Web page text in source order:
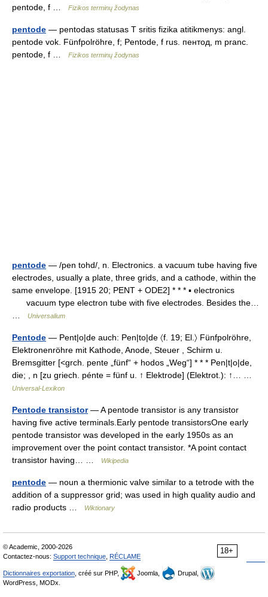
pentode, f …
Fizikos terminų žodynas
pentode — pentodas statusas T sritis fizika atitikmenys: angl.
pentode vok. Fünfpolröhre, f; Pentode, f rus. пентод, m pranc.
pentode, f …
Fizikos terminų žodynas
pentode — /pen tohd/, n. Electronics. a vacuum tube having five
electrodes, usually a plate, three grids, and a cathode, within the
same envelope. [1915 20; PENT + ODE2] * * * ▪ electronics
vacuum type electron tube with five electrodes. Besides the…
Universalium
Pentode — Pent|o|de auch: Pen|to|de 〈f. 19; El.〉 Fünfpolröhre,
Elektronenröhre mit Kathode, Anode, Steuer , Schirm u.
Bremsgitter [<grch. pente „fünf“ + hodos „Weg“] * * * Pen|t|o|de,
die; , n [zu griech. pénte = fünf u. ↑ Elektrode] (Elektrot.): ↑… …
Universal-Lexikon
Pentode transistor— A pentode transistor is any transistor
having five active terminals.Early pentode transistorsOne early
pentode transistor was developed in the early 1950s as an
improvement over the point contact transistor. *A point contact
transistor having… …
Wikipedia
pentode — noun a thermionic valve similar to a tetrode with the
addition of a suppressor grid; was used in high quality audio and
radio products …
Wiktionary
18+
© Academic, 2000-2026
Contactez-nous: Support technique RÉCLAME
Dictionnaires exportation , créé sur PHP, Joomla,
Drupal,
WordPress, MODx.